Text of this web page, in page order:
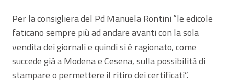
Per la consigliera del Pd Manuela Rontini “le edicole
faticano sempre più ad andare avanti con la sola
vendita dei giornali e quindi si è ragionato, come
succede già a Modena e Cesena, sulla possibilità di
stampare o permettere il ritiro dei certificati”.